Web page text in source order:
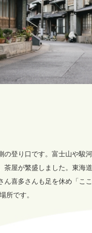
の登り口です。富士山や駿
茶屋が繁盛しました。東海
ん喜多さんも足を休め「こ
所です。